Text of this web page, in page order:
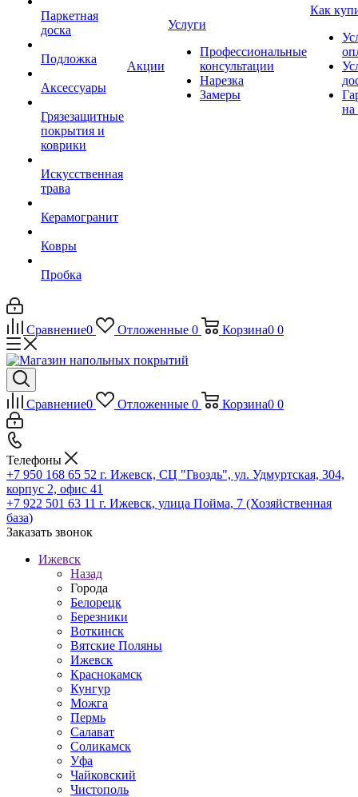
Паркетная
доска
Подложка
Аксессуары
Грязезащитные
покрытия и
коврики
Искусственная
трава
Керамогранит
Ковры
Пробка
Акции
Услуги
Профессиональные
консультации
Нарезка
Замеры
Как
на
Сравнение0 Отложенные 0 Корзина0 0
Сравнение0 Отложенные 0 Корзина0 0
Телефоны
+7 950 168 65 52 г. Ижевск, СЦ "Гвоздь", ул. Удмуртская, 304,
корпус 2, офис 41
+7 922 501 63 11 г. Ижевск, улица Пойма, 7 (Хозяйственная
база)
Заказать звонок
Ижевск
Назад
Города
Белорецк
Березники
Воткинск
Вятские Поляны
Ижевск
Краснокамск
Кунгур
Можга
Пермь
Салават
Соликамск
Уфа
Чайковский
Чистополь